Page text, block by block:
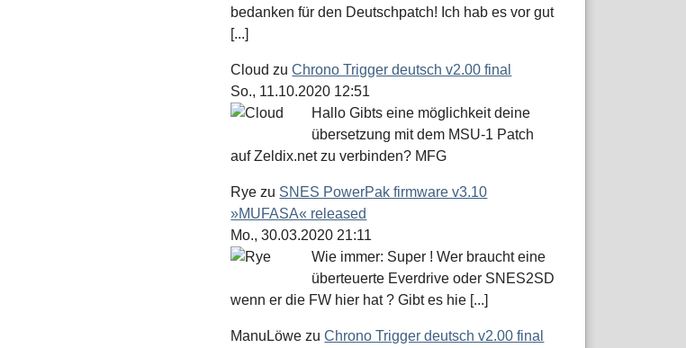
bedanken für den Deutschpatch! Ich hab es vor gut
[...]
Cloud zuChrono Trigger deutsch v2.00 final
So., 11.10.2020 12:51
Hallo Gibts eine möglichkeit deine
übersetzung mit dem MSU-1 Patch
auf Zeldix.net zu verbinden? MFG
Rye zu SNES PowerPak firmware v3.10
»MUFASA« released
Mo., 30.03.2020 21:11
Wie immer: Super ! Wer braucht eine
überteuerte Everdrive oder SNES2SD
wenn er die FW hier hat ? Gibt es hie [...]
ManuLöwe zuChrono Trigger deutsch v2.00 final